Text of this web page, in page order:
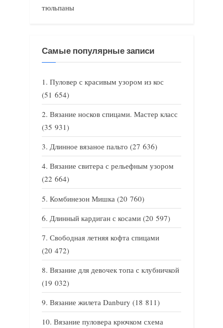
тюльпаны
Самые популярные записи
Пуловер с красивым узором из кос
(51 654)
Вязание носков спицами. Мастер класс
(35 931)
Длинное вязаное пальто (27 636)
Вязание свитера с рельефным узором
(22 664)
Комбинезон Мишка (20 760)
Длинный кардиган с косами (20 597)
Свободная летняя кофта спицами
(20 472)
Вязание для девочек топа с клубничкой
(19 032)
Вязание жилета Danbury (18 811)
Вязание пуловера крючком схема